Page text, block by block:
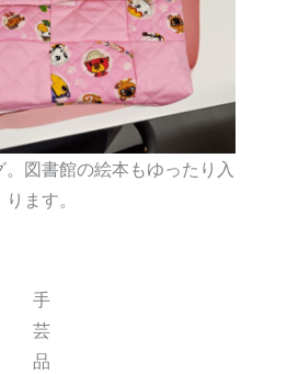
図書館の絵本もゆったり入
ります。
手
芸
品